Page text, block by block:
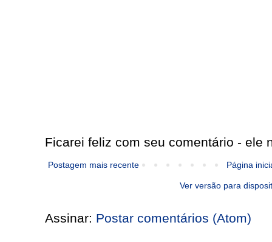
Ficarei feliz com seu comentário - ele
Postagem mais recente Página
Ver versão para
Assinar: Postar comentários (Atom)